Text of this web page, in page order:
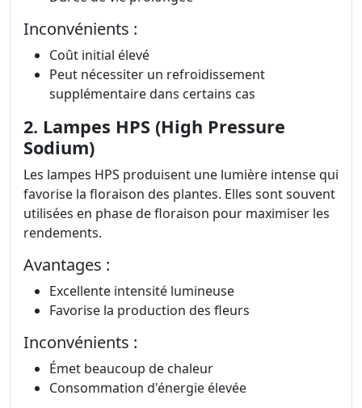
Inconvénients :
Coût initial élevé
Peut nécessiter un refroidissement
supplémentaire dans certains cas
2. Lampes HPS (High Pressure
Sodium)
Les lampes HPS produisent une lumière intense qui
favorise la floraison des plantes. Elles sont souvent
utilisées en phase de floraison pour maximiser les
rendements.
Avantages :
Excellente intensité lumineuse
Favorise la production des fleurs
Inconvénients :
Émet beaucoup de chaleur
Consommation d'énergie élevée